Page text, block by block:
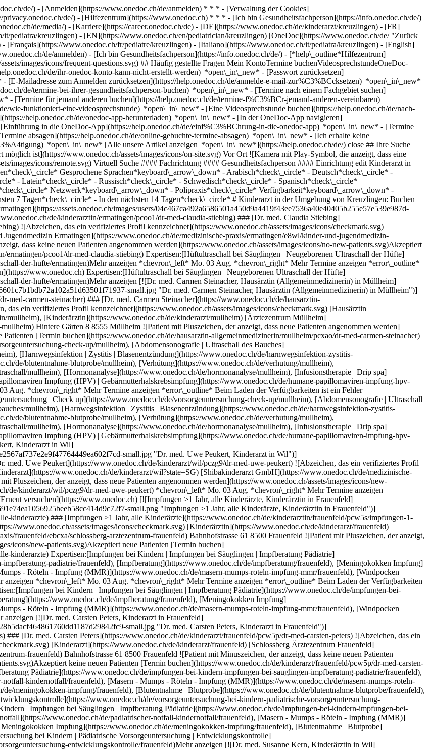
de/) - [Anmelden](https://www.onedoc.ch/de/anmelden) * * * - [Verwaltung der Cookies]
de/) - [Hilfezentrum](https://www.onedoc.ch) * * * - [Ich bin Gesundheitsfachperson](https://info.onedoc.ch/de/)
de/media/) - [Karriere](https://career.onedoc.ch/de) - [DE](https://www.onedoc.ch/de/kinderarzt/kreuzlingen) - [FR]
pediatra/kreuzlingen) - [EN](https://www.onedoc.ch/en/pediatrician/kreuzlingen) [OneDoc](https://www.onedoc.ch/de/ "Zurück
[Français](https://www.onedoc.ch/fr/pediatre/kreuzlingen) - [Italiano](https://www.onedoc.ch/it/pediatra/kreuzlingen) - [English]
de/anmelden) - [Ich bin Gesundheitsfachperson](https://info.onedoc.ch/de/) - [*help\_outline*Hilfezentrum]
images/icons/frequent-questions.svg) ## Häufig gestellte Fragen Mein KontoTermine buchenVideosprechstundeOneDoc-
de/ihr-onedoc-konto-kann-nicht-erstellt-werden) *open\_in\_new* - [Passwort zurücksetzen]
Mailadresse zum Anmelden zurücksetzen](https://help.onedoc.ch/de/anmelde-e-mail-zur%C3%BCcksetzen) *open\_in\_new*
de/termine-bei-ihrer-gesundheitsfachperson-buchen) *open\_in\_new* - [Termine nach einem Fachgebiet suchen]
- [Termine für jemand anderen buchen](https://help.onedoc.ch/de/termine-f%C3%BCr-jemand-anderen-vereinbaren)
wie-funktioniert-eine-videosprechstunde) *open\_in\_new* - [Eine Videosprechstunde buchen](https://help.onedoc.ch/de/nach-
help.onedoc.ch/de/onedoc-app-herunterladen) *open\_in\_new* - [In der OneDoc-App navigieren]
in die OneDoc-App](https://help.onedoc.ch/de/einf%C3%BChrung-in-die-onedoc-app) *open\_in\_new* - [Termine verwalten](https://help.onedoc.ch/de/termine-verwalten) *open\_in\_new* - [Termine absagen](https://help.onedoc.ch/de/online-gebuchte-termine-absagen) *open\_in\_new* - [Ich erhalte keine Terminbestätigung](https://help.onedoc.ch/de/ich-erhalte-keine-terminbest%C3%A4tigung) *open\_in\_new* [Alle unsere Artikel anzeigen *open\_in\_new*](https://help.onedoc.ch/de/) close ## Ihre Suche bearbeiten ![Haus mit Pluszeichen, das anzeigt, dass eine Konsultation vor Ort möglich ist](https://www.onedoc.ch/assets/images/icons/on-site.svg) Vor Ort ![Kamera mit Play-Symbol, die anzeigt, dass eine Konsultation per Video aus der Ferne möglich ist](https://www.onedoc.ch/assets/images/icons/remote.svg) Virtuell Suche #### Fachrichtung #### Gesundheitsfachperson #### Einrichtung edit Kinderarzt in Kreuzlingen tune Filter Neue Patienten*keyboard\_arrow\_down* - Zugelassen*check\_circle* Gesprochene Sprachen*keyboard\_arrow\_down* - Arabisch*check\_circle* - Deutsch*check\_circle* - Englisch*check\_circle* - Französisch*check\_circle* - Italienisch*check\_circle* - Latein*check\_circle* - Russisch*check\_circle* - Schwedisch*check\_circle* - Spanisch*check\_circle* Geschlecht*keyboard\_arrow\_down* - Weiblich*check\_circle* - Männlich*check\_circle* Netzwerk*keyboard\_arrow\_down* - Polipraxis*check\_circle* Verfügbarkeit*keyboard\_arrow\_down* - Heute*check\_circle* - In den nächsten 3 Tagen*check\_circle* - In den nächsten 7 Tagen*check\_circle* - In den nächsten 14 Tagen*check\_circle* # Kinderarzt in der Umgebung von Kreuzlingen: Buchen Sie heute Ihren Termin online [![Dr. med. Claudia Stiebing, Kinderärztin in Ermatingen](https://assets.onedoc.ch/images/users/04c467ca492a6586501a450d9a4419f43ee7536a40e40405b255e57e539e987d-small.jpg "Dr. med. Claudia Stiebing, Kinderärztin in Ermatingen")](https://www.onedoc.ch/de/kinderarztin/ermatingen/pcoo1/dr-med-claudia-stiebing) ### [Dr. med. Claudia Stiebing](https://www.onedoc.ch/de/kinderarztin/ermatingen/pcoo1/dr-med-claudia-stiebing) ![Abzeichen, das ein verifiziertes Profil kennzeichnet](https://www.onedoc.ch/assets/images/icons/checkmark.svg) [Kinderärztin](https://www.onedoc.ch/de/kinderarzt/ermatingen) [Kinder- und Jugendmedizin Ermatingen](https://www.onedoc.ch/de/medizinische-praxis/ermatingen/e8wl/kinder-und-jugendmedizin-ermatingen) Poststrasse 3 8272 Ermatingen ![Patient mit Minuszeichen, der anzeigt, dass keine neuen Patienten angenommen werden](https://www.onedoc.ch/assets/images/icons/no-new-patients.svg)Akzeptiert keine neuen Patienten [Termin buchen](https://www.onedoc.ch/de/kinderarztin/ermatingen/pcoo1/dr-med-claudia-stiebing) Expertisen:[Hüftultraschall bei Säuglingen | Neugeborenen Ultraschall der Hüfte](https://www.onedoc.ch/de/huftultraschall-bei-sauglingen-neugeborenen-ultraschall-der-hufte/ermatingen)Mehr anzeigen *chevron\_left* Mo. 03 Aug. *chevron\_right* Mehr Termine anzeigen *error\_outline* Beim Laden der Verfügbarkeiten ist ein Fehler aufgetreten [Erneut versuchen](https://www.onedoc.ch) Expertisen:[Hüftultraschall bei Säuglingen | Neugeborenen Ultraschall der Hüfte](https://www.onedoc.ch/de/huftultraschall-bei-sauglingen-neugeborenen-ultraschall-der-hufte/ermatingen)Mehr anzeigen [![Dr. med. Carmen Steinacher, Hausärztin (Allgemeinmedizinerin) in Müllheim](https://assets.onedoc.ch/images/users/7032ec30a0f41bf0d8ecc6d8076636726601c7b1bdb72a102a51d63501f71937-small.jpg "Dr. med. Carmen Steinacher, Hausärztin (Allgemeinmedizinerin) in Müllheim")](https://www.onedoc.ch/de/hausarztin-allgemeinmedizinerin/mullheim/pcxao/dr-med-carmen-steinacher) ### [Dr. med. Carmen Steinacher](https://www.onedoc.ch/de/hausarztin-allgemeinmedizinerin/mullheim/pcxao/dr-med-carmen-steinacher) ![Abzeichen, das ein verifiziertes Profil kennzeichnet](https://www.onedoc.ch/assets/images/icons/checkmark.svg) [Hausärztin (Allgemeinmedizinerin)](https://www.onedoc.ch/de/hausarzt-allgemeinmedizin/mullheim), [Kinderärztin](https://www.onedoc.ch/de/kinderarzt/mullheim) [Ärztezentrum Müllheim](https://www.onedoc.ch/de/medizinische-praxis/mullheim/ebcyt/arztezentrum-mullheim) Hintere Gärten 8 8555 Müllheim ![Patient mit Pluszeichen, der anzeigt, dass neue Patienten angenommen werden](https://www.onedoc.ch/assets/images/icons/new-patients.svg)Akzeptiert neue Patienten [Termin buchen](https://www.onedoc.ch/de/hausarztin-allgemeinmedizinerin/mullheim/pcxao/dr-med-carmen-steinacher) Expertisen:[Vorsorgeuntersuchung | Check up](https://www.onedoc.ch/de/vorsorgeuntersuchung-check-up/mullheim), [Abdomensonografie | Ultraschall des Bauches](https://www.onedoc.ch/de/abdomensonografie-ultraschall-des-bauches/mullheim), [Harnwegsinfektion | Zystitis | Blasenentzündung](https://www.onedoc.ch/de/harnwegsinfektion-zystitis-blasenentzundung/mullheim), [Blutentnahme | Blutprobe](https://www.onedoc.ch/de/blutentnahme-blutprobe/mullheim), [Verhütung](https://www.onedoc.ch/de/verhutung/mullheim), [Schwangerschaftsultraschall](https://www.onedoc.ch/de/schwangerschaftsultraschall/mullheim), [Hormonanalyse](https://www.onedoc.ch/de/hormonanalyse/mullheim), [Infusionstherapie | Drip spa](https://www.onedoc.ch/de/infusionstherapie-drip-spa/mullheim), [Humane Papillomaviren Impfung (HPV) | Gebärmutterhalskrebsimpfung](https://www.onedoc.ch/de/humane-papillomaviren-impfung-hpv-gebarmutterhalskrebsimpfung/mullheim)Mehr anzeigen *chevron\_left* Mo. 03 Aug. *chevron\_right* Mehr Termine anzeigen *error\_outline* Beim Laden der Verfügbarkeiten ist ein Fehler aufgetreten [Erneut versuchen](https://www.onedoc.ch) Expertisen:[Vorsorgeuntersuchung | Check up](https://www.onedoc.ch/de/vorsorgeuntersuchung-check-up/mullheim), [Abdomensonografie | Ultraschall des Bauches](https://www.onedoc.ch/de/abdomensonografie-ultraschall-des-bauches/mullheim), [Harnwegsinfektion | Zystitis | Blasenentzündung](https://www.onedoc.ch/de/harnwegsinfektion-zystitis-blasenentzundung/mullheim), [Blutentnahme | Blutprobe](https://www.onedoc.ch/de/blutentnahme-blutprobe/mullheim), [Verhütung](https://www.onedoc.ch/de/verhutung/mullheim), [Schwangerschaftsultraschall](https://www.onedoc.ch/de/schwangerschaftsultraschall/mullheim), [Hormonanalyse](https://www.onedoc.ch/de/hormonanalyse/mullheim), [Infusionstherapie | Drip spa](https://www.onedoc.ch/de/infusionstherapie-drip-spa/mullheim), [Humane Papillomaviren Impfung (HPV) | Gebärmutterhalskrebsimpfung](https://www.onedoc.ch/de/humane-papillomaviren-impfung-hpv-gebarmutterhalskrebsimpfung/mullheim)Mehr anzeigen [![Dr. med. Uwe Peukert, Kinderarzt in Wil](https://assets.onedoc.ch/images/users/1814d4cbfe8467f9f78d04b8b4555258e2567af737e2e9f47764449ea602f7cd-small.jpg "Dr. med. Uwe Peukert, Kinderarzt in Wil")](https://www.onedoc.ch/de/kinderarzt/wil/pczg9/dr-med-uwe-peukert) ### [Dr. med. Uwe Peukert](https://www.onedoc.ch/de/kinderarzt/wil/pczg9/dr-med-uwe-peukert) ![Abzeichen, das ein verifiziertes Profil kennzeichnet](https://www.onedoc.ch/assets/images/icons/checkmark.svg) [Kinderarzt](https://www.onedoc.ch/de/kinderarzt/wil?state=SG) [Shibakinderarzt GmbH](https://www.onedoc.ch/de/medizinische-praxis/wil/ebdsc/shibakinderarzt-gmbh) Hubstrasse 13 9500 Wil SG ![Patient mit Pluszeichen, der anzeigt, dass neue Patienten angenommen werden](https://www.onedoc.ch/assets/images/icons/new-patients.svg)Akzeptiert neue Patienten [Termin buchen](https://www.onedoc.ch/de/kinderarzt/wil/pczg9/dr-med-uwe-peukert) *chevron\_left* Mo. 03 Aug. *chevron\_right* Mehr Termine anzeigen *error\_outline* Beim Laden der Verfügbarkeiten ist ein Fehler aufgetreten [Erneut versuchen](https://www.onedoc.ch) [![Impfungen >1 Jahr, alle Kinderärzte, Kinderärztin in Frauenfeld](https://assets.onedoc.ch/images/users/4640ec005864c54d09e2d70222f6621691e74ea1056925beeb58cc414d9c72f7-small.png "Impfungen >1 Jahr, alle Kinderärzte, Kinderärztin in Frauenfeld")](https://www.onedoc.ch/de/kinderarztin/frauenfeld/pcw5s/impfungen-1-jahr-alle-kinderarzte) ### [Impfungen >1 Jahr, alle Kinderärzte](https://www.onedoc.ch/de/kinderarztin/frauenfeld/pcw5s/impfungen-1-jahr-alle-kinderarzte) ![Abzeichen, das ein verifiziertes Profil kennzeichnet](https://www.onedoc.ch/assets/images/icons/checkmark.svg) [Kinderärztin](https://www.onedoc.ch/de/kinderarzt/frauenfeld) [Schlossberg Ärztezentrum Frauenfeld](https://www.onedoc.ch/de/gruppenpraxis/frauenfeld/ebcxa/schlossberg-arztezentrum-frauenfeld) Bahnhofstrasse 61 8500 Frauenfeld ![Patient mit Pluszeichen, der anzeigt, dass neue Patienten angenommen werden](https://www.onedoc.ch/assets/images/icons/new-patients.svg)Akzeptiert neue Patienten [Termin buchen](https://www.onedoc.ch/de/kinderarztin/frauenfeld/pcw5s/impfungen-1-jahr-alle-kinderarzte) Expertisen:[Impfungen bei Kindern | Impfungen bei Säuglingen | Impfberatung Pädiatrie](https://www.onedoc.ch/de/impfungen-bei-kindern-impfungen-bei-sauglingen-impfberatung-padiatrie/frauenfeld), [Impfberatung](https://www.onedoc.ch/de/impfberatung/frauenfeld), [Meningokokken Impfung](https://www.onedoc.ch/de/meningokokken-impfung/frauenfeld), [Masern - Mumps - Röteln - Impfung (MMR)](https://www.onedoc.ch/de/masern-mumps-roteln-impfung-mmr/frauenfeld), [Windpocken | Varizellen](https://www.onedoc.ch/de/windpocken-varizellen/frauenfeld)Mehr anzeigen *chevron\_left* Mo. 03 Aug. *chevron\_right* Mehr Termine anzeigen *error\_outline* Beim Laden der Verfügbarkeiten ist ein Fehler aufgetreten [Erneut versuchen](https://www.onedoc.ch) Expertisen:[Impfungen bei Kindern | Impfungen bei Säuglingen | Impfberatung Pädiatrie](https://www.onedoc.ch/de/impfungen-bei-kindern-impfungen-bei-sauglingen-impfberatung-padiatrie/frauenfeld), [Impfberatung](https://www.onedoc.ch/de/impfberatung/frauenfeld), [Meningokokken Impfung](https://www.onedoc.ch/de/meningokokken-impfung/frauenfeld), [Masern - Mumps - Röteln - Impfung (MMR)](https://www.onedoc.ch/de/masern-mumps-roteln-impfung-mmr/frauenfeld), [Windpocken | Varizellen](https://www.onedoc.ch/de/windpocken-